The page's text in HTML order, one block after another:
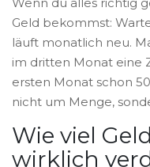
Geld bekommst:
läuft monatlich neu.
im dritten Monat eine
ersten Monat schon
nicht um Menge,
Wie viel
wirklich